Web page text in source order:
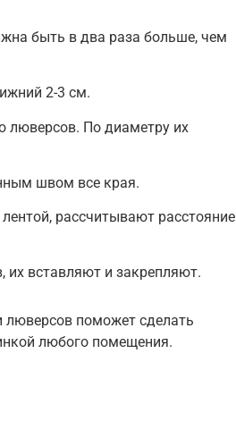
быть в два раза больше, чем
2-3 см.
люверсов. По диаметру их
швом все края.
рассчитывают расстояние
их вставляют и закрепляют.
поможет сделать
любого помещения.